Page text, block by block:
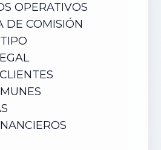
OPERATIVOS
DE COMISIÓN